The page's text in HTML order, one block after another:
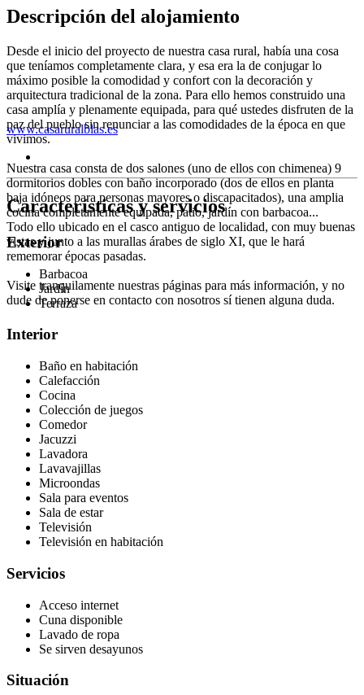
Descripción del alojamiento
Desde el inicio del proyecto de nuestra casa rural, había una cosa
que teníamos completamente clara, y esa era la de conjugar lo
máximo posible la comodidad y confort con la decoración y
arquitectura tradicional de la zona. Para ello hemos construido una
casa amplía y plenamente equipada, para qué ustedes disfruten de la
paz del pueblo sin renunciar a las comodidades de la época en que
vivimos.
Nuestra casa consta de dos salones (uno de ellos con chimenea) 9
dormitorios dobles con baño incorporado (dos de ellos en planta
baja idóneos para personas mayores o discapacitados), una amplia
cocina completamente equipada, patio, jardín con barbacoa...
Todo ello ubicado en el casco antiguo de localidad, con muy buenas
vistas y junto a las murallas árabes de siglo XI, que le hará
rememorar épocas pasadas.
Visite tranquilamente nuestras páginas para más información, y no
dude de ponerse en contacto con nosotros sí tienen alguna duda.
www.casaruralblas.es
Características y servicios
Exterior
Barbacoa
Jardín
Terraza
Interior
Baño en habitación
Calefacción
Cocina
Colección de juegos
Comedor
Jacuzzi
Lavadora
Lavavajillas
Microondas
Sala para eventos
Sala de estar
Televisión
Televisión en habitación
Servicios
Acceso internet
Cuna disponible
Lavado de ropa
Se sirven desayunos
Situación